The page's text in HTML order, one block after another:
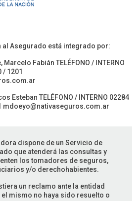
dispone de un Servicio de
que atenderá las consultas y
los tomadores de seguros,
y/o derechohabientes.
un reclamo ante la entidad
mismo no haya sido resuelto o
al Asegurado está integrado por:
Marcelo Fabián TELÉFONO / INTERNO
/ 1201
Esteban TELÉFONO / INTERNO 02284
mdoeyo@nativaseguros.com.ar